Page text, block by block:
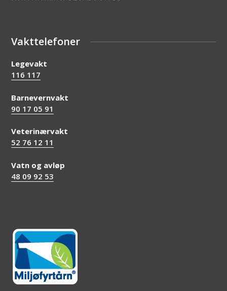
Vakttelefoner
Legevakt
116 117
Barnevernvakt
90 17 05 91
Veterinærvakt
52 76 12 11
Vatn og avløp
48 09 92 53